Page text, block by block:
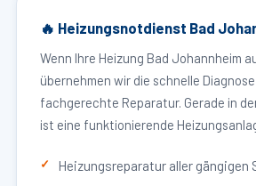
🔥 Heizungsnotdienst Bad
Wenn Ihre Heizung Bad Johannheim
übernehmen wir die schnelle
fachgerechte Reparatur. Gerade in
ist eine funktionierende
Heizungsreparatur aller gängigen